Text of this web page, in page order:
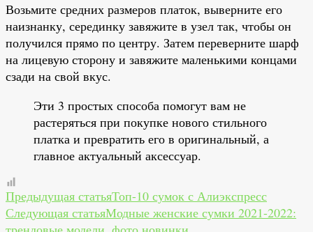
Возьмите средних размеров платок, выверните его
наизнанку, серединку завяжите в узел так, чтобы он
получился прямо по центру. Затем переверните шарф
на лицевую сторону и завяжите маленькими концами
сзади на свой вкус.
Эти 3 простых способа помогут вам не
растеряться при покупке нового стильного
платка и превратить его в оригинальный, а
главное актуальный аксессуар.
Навигация
Предыдущая статьяТоп-10 сумок с Алиэкспресс
Следующая статьяМодные женские сумки 2021-2022: